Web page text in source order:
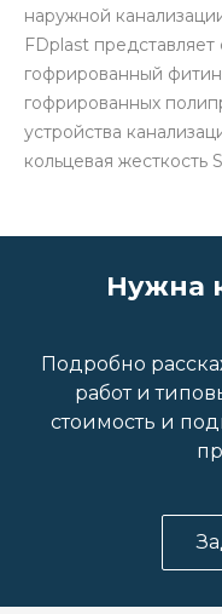
наружной
FDplast
гофрированный
гофрированных
устройства
кольцевая жесткость
Нужна
Подробно
работ и
стоимость и